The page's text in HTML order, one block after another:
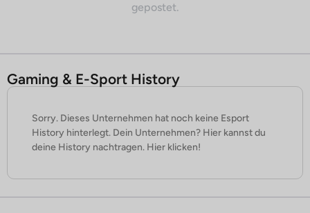
gepostet.
Gaming & E-Sport History
Sorry. Dieses Unternehmen hat noch keine Esport
History hinterlegt. Dein Unternehmen? Hier kannst du
deine History nachtragen. Hier klicken!